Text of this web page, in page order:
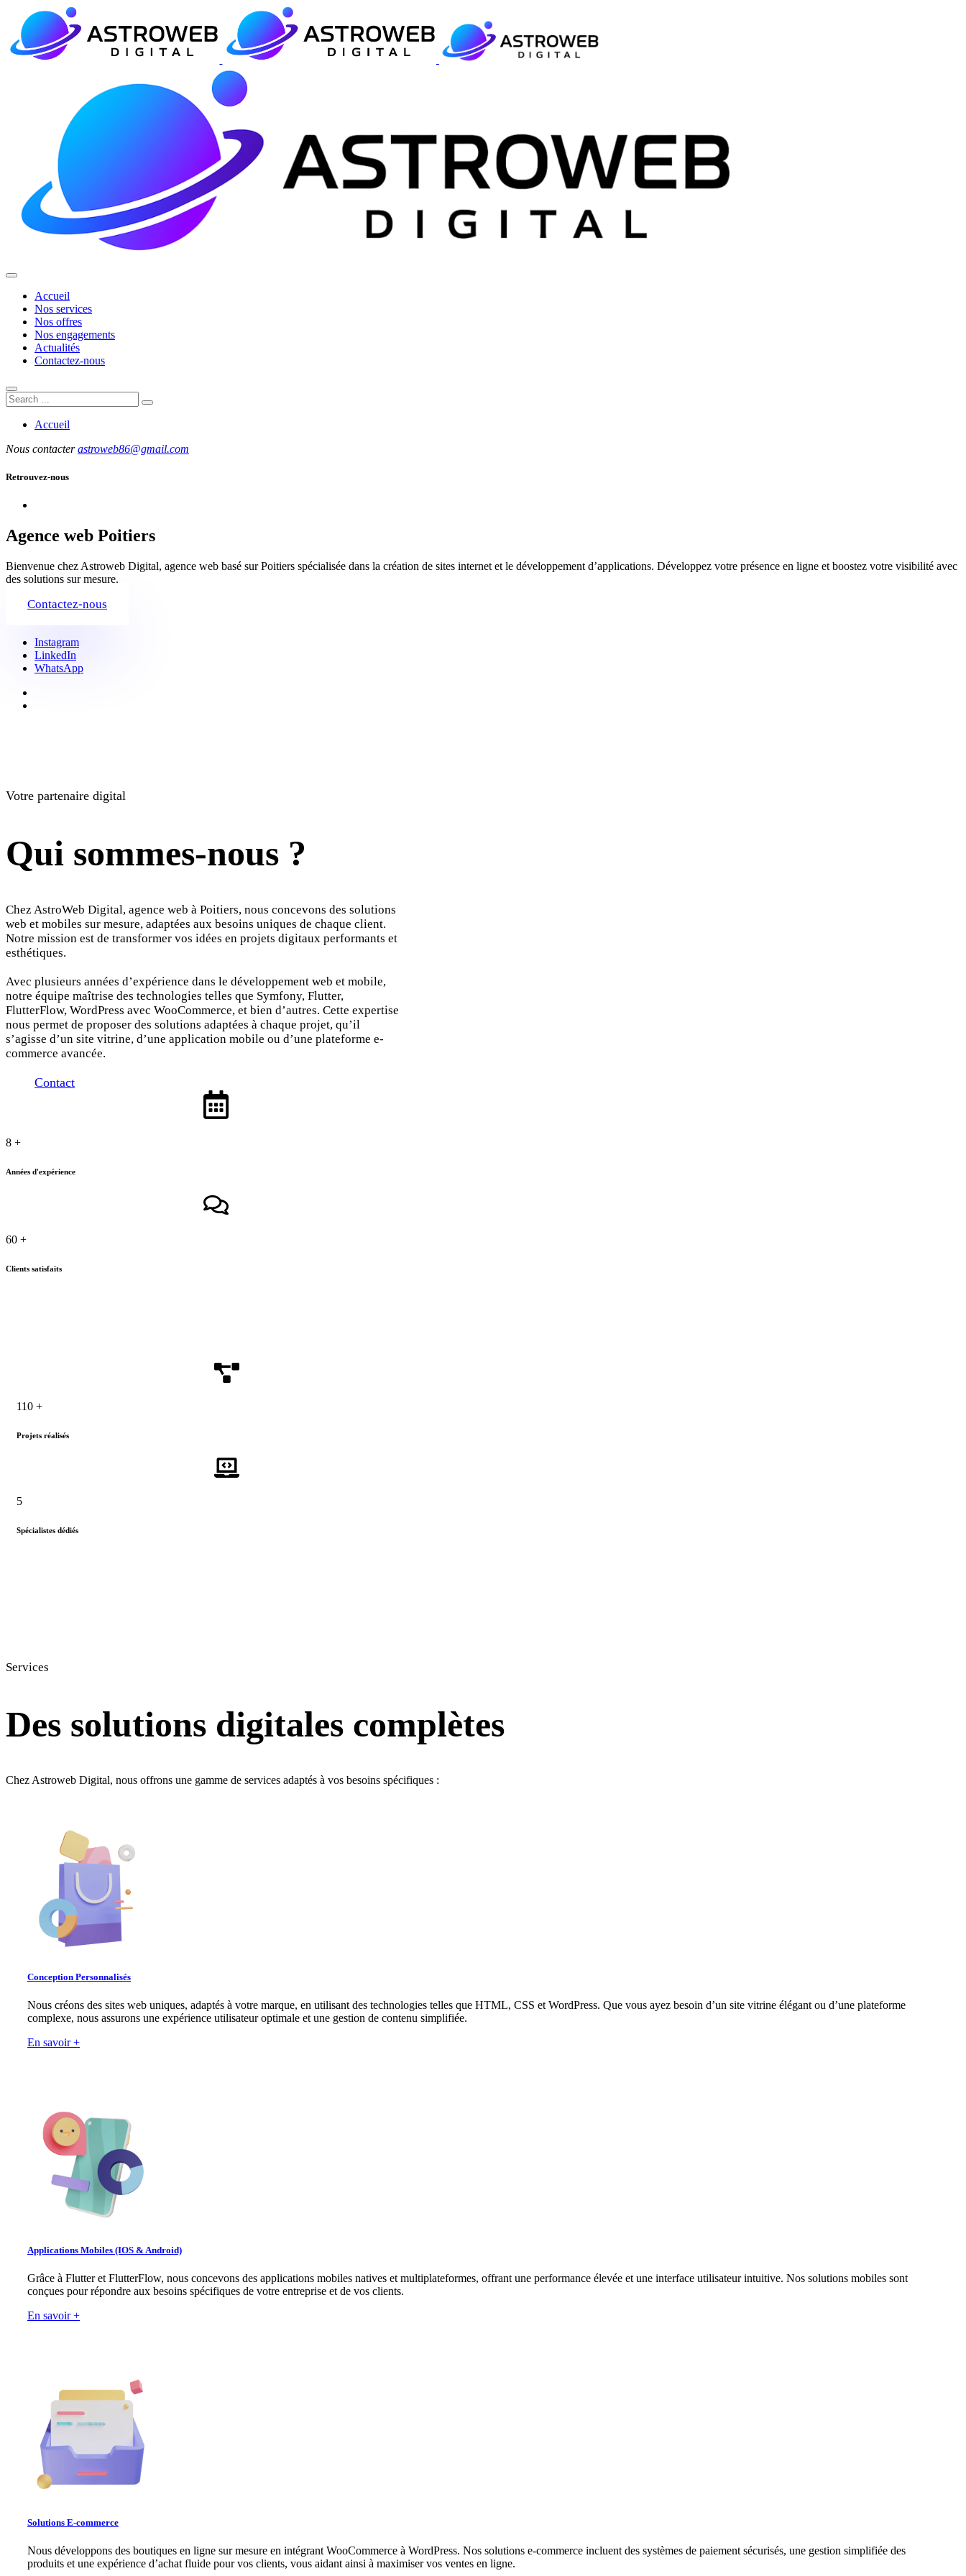
Accueil
Nos services
Nos offres
Nos engagements
Actualités
Contactez-nous
Accueil
Nous contacterastroweb86@gmail.com
Retrouvez-nous
Agence web Poitiers
Bienvenue chez Astroweb Digital, agence web basé sur Poitiers spécialisée dans la création de sites internet et le développement d’applications. Développez votre présence en ligne et boostez votre visibilité avec
des solutions sur mesure.
Contactez-nous
Instagram
LinkedIn
WhatsApp
Votre partenaire digital
Qui sommes-nous ?
Chez AstroWeb Digital, agence web à Poitiers, nous concevons des solutions
web et mobiles sur mesure, adaptées aux besoins uniques de chaque client.
Notre mission est de transformer vos idées en projets digitaux performants et
esthétiques.
Avec plusieurs années d’expérience dans le développement web et mobile,
notre équipe maîtrise des technologies telles que Symfony, Flutter,
FlutterFlow, WordPress avec WooCommerce, et bien d’autres. Cette expertise
nous permet de proposer des solutions adaptées à chaque projet, qu’il
s’agisse d’un site vitrine, d’une application mobile ou d’une plateforme e-
commerce avancée.
Contact
8 +
Années d'expérience
60 +
Clients satisfaits
110 +
Projets réalisés
5
Spécialistes dédiés
Services
Des solutions digitales complètes
Chez Astroweb Digital, nous offrons une gamme de services adaptés à vos besoins spécifiques :
Conception Personnalisés
Nous créons des sites web uniques, adaptés à votre marque, en utilisant des technologies telles que HTML, CSS et WordPress. Que vous ayez besoin d’un site vitrine élégant ou d’une plateforme
complexe, nous assurons une expérience utilisateur optimale et une gestion de contenu simplifiée.
En savoir +
Applications Mobiles (IOS & Android)
Grâce à Flutter et FlutterFlow, nous concevons des applications mobiles natives et multiplateformes, offrant une performance élevée et une interface utilisateur intuitive. Nos solutions mobiles sont
conçues pour répondre aux besoins spécifiques de votre entreprise et de vos clients.
En savoir +
Solutions E-commerce
Nous développons des boutiques en ligne sur mesure en intégrant WooCommerce à WordPress. Nos solutions e-commerce incluent des systèmes de paiement sécurisés, une gestion simplifiée des
produits et une expérience d’achat fluide pour vos clients, vous aidant ainsi à maximiser vos ventes en ligne.